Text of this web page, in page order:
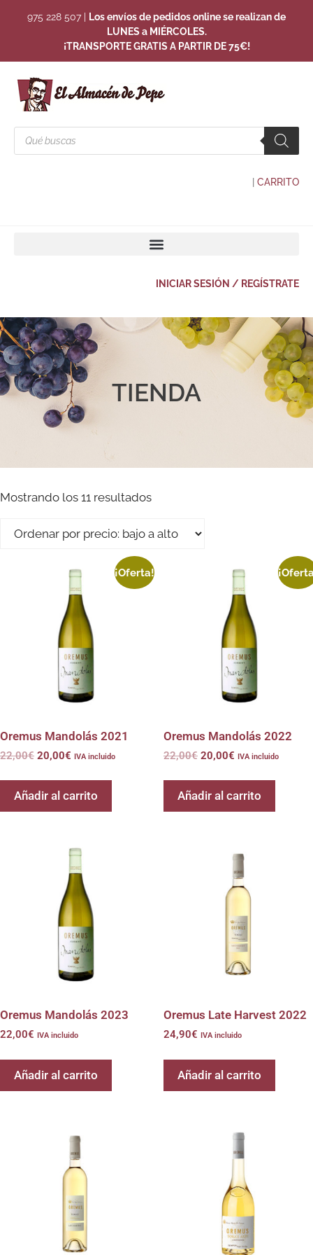
975 228 507
Los envíos de pedidos online se realizan de
LUNES a MIÉRCOLES.
¡TRANSPORTE GRATIS A PARTIR DE 75€!
CARRITO
INICIAR SESIÓN / REGÍSTRATE
TIENDA
Mostrando los 11 resultados
¡Oferta!
Oremus Mandolás 2021
22,00€ 20,00€ IVA incluido
Añadir al carrito
Oremus Mandolás 2022
22,00€ 20,00€ IVA incluido
Añadir al carrito
Oremus Mandolás 2023
22,00€ IVA incluido
Añadir al carrito
Oremus Late Harvest 2022
24,90€ IVA incluido
Añadir al carrito